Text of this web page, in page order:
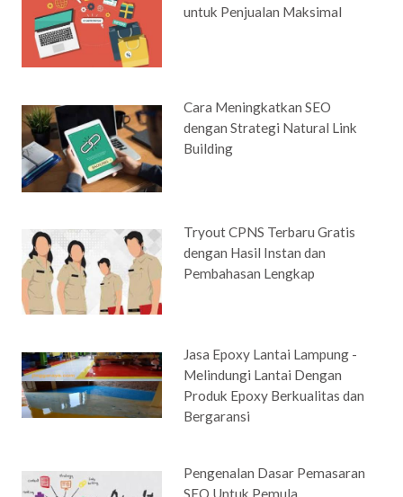
untuk Penjualan Maksimal
Cara Meningkatkan SEO
dengan Strategi Natural Link
Building
Tryout CPNS Terbaru Gratis
dengan Hasil Instan dan
Pembahasan Lengkap
Jasa Epoxy Lantai Lampung -
Melindungi Lantai Dengan
Produk Epoxy Berkualitas dan
Bergaransi
Pengenalan Dasar Pemasaran
SEO Untuk Pemula